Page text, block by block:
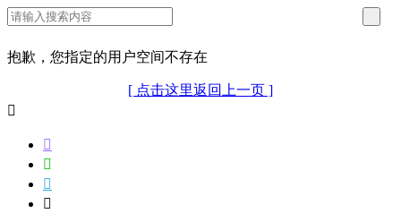
抱歉，您指定的用户空间不存在
[ 点击这里返回上一页 ]




